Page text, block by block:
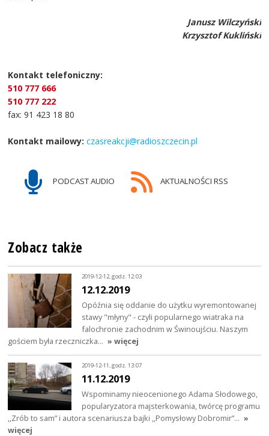
Janusz Wilczyński
Krzysztof Kukliński
Kontakt telefoniczny:
510 777 666
510 777 222
fax: 91 423 18 80
Kontakt mailowy: czasreakcji@radioszczecin.pl
PODCAST AUDIO AKTUALNOŚCI RSS
Zobacz także
2019-12-12, godz. 12:03
12.12.2019
Opóźnia się oddanie do użytku wyremontowanej
stawy "młyny" - czyli popularnego wiatraka na
falochronie zachodnim w Świnoujściu. Naszym
gościem była rzeczniczka… » więcej
2019-12-11, godz. 13:07
11.12.2019
Wspominamy nieocenionego Adama Słodowego,
popularyzatora majsterkowania, twórcę programu
,,Zrób to sam” i autora scenariusza bajki ,,Pomysłowy Dobromir”… »
więcej